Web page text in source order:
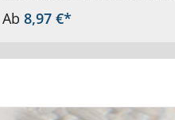
Verstärkungsband im Saum
Krallösen für sicheren Halt
produktüblich verschweißt der
Ab 8,97 €*